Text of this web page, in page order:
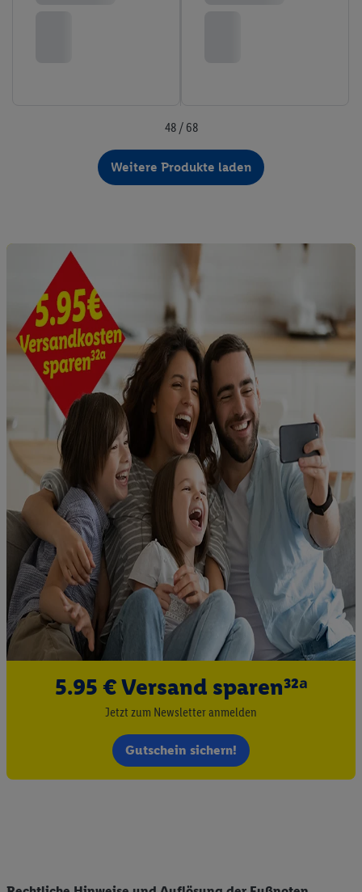
48 / 68
Weitere Produkte laden
5.95 € Versand sparen³²ᵃ
Jetzt zum Newsletter anmelden
Gutschein sichern!